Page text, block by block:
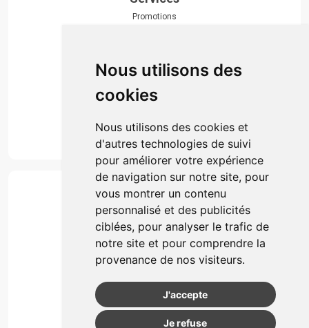
Nous utilisons des
cookies
Nous utilisons des cookies et
d'autres technologies de suivi
pour améliorer votre expérience
de navigation sur notre site, pour
vous montrer un contenu
personnalisé et des publicités
ciblées, pour analyser le trafic de
notre site et pour comprendre la
provenance de nos visiteurs.
J'accepte
Je refuse
Promotions
Actualités & conseils
Événements
Marques
Suivez-nous
Paiement
Simple, rapide et 100% sécurisé
Retrait & Livriason
Retrait en automate ou Locker
Livraison chez vous